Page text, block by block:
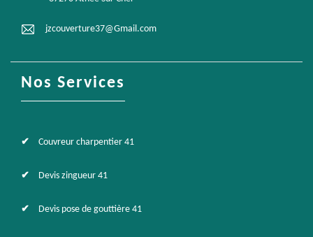
jzcouverture37@Gmail.com
Nos Services
Couvreur charpentier 41
Devis zingueur 41
Devis pose de gouttière 41